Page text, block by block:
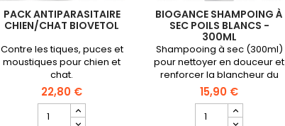
PACK ANTIPARASITAIRE
CHIEN/CHAT BIOVETOL
Contre les tiques, puces et
moustiques pour chien et
chat.
22,80 €
quantité
BIOGANCE SHAMPOING À
SEC POILS BLANCS -
300ML
Shampooing à sec (300ml)
pour nettoyer en douceur et
renforcer la blancheur du
pelage.
15,90 €
quantité